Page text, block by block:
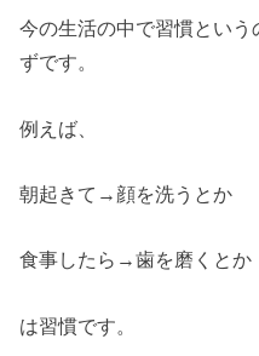
今の生活の中で習慣とい
ずです。
例えば、
朝起きて→顔を洗うとか
食事したら→歯を磨くとか
は習慣です。